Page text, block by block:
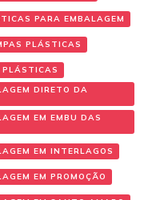
PARA EMBALAGEM
PLÁSTICAS
PLÁSTICAS
DIRETO DA
EM EMBU DAS
EM INTERLAGOS
EM PROMOÇÃO